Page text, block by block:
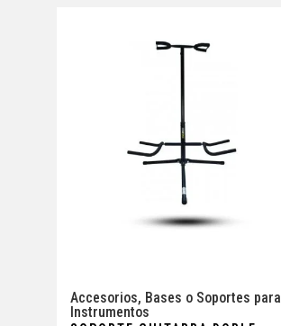
Accesorios, Bases o Soportes para
Instrumentos